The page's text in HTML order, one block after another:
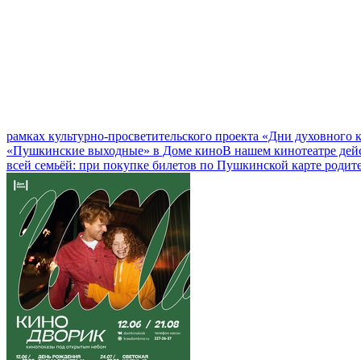
рамках культурно-просветительского проекта «Дни
«Пушкинские выходные» в Доме киноВ нашем кинотеатре
всей семьёй: при покупке билетов по Пушкинской карте